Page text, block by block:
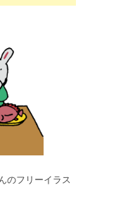
のフリーイラス